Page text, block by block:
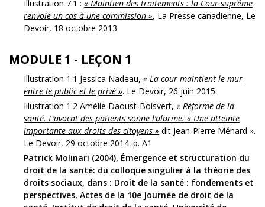
Illustration 7.1 : « Maintien des traitements : la Cour suprême
renvoie un cas à une commission », La Presse canadienne, Le
Devoir, 18 octobre 2013
MODULE 1 - LEÇON 1
Illustration 1.1 Jessica Nadeau, « La cour maintient le mur
entre le public et le privé ». Le Devoir, 26 juin 2015.
Illustration 1.2 Amélie Daoust-Boisvert, « Réforme de la
santé. L’avocat des patients sonne l’alarme. « Une atteinte
importante aux droits des citoyens » dit Jean-Pierre Ménard ».
Le Devoir, 29 octobre 2014. p. A1
Patrick Molinari (2004), Émergence et structuration du
droit de la santé: du colloque singulier à la théorie des
droits sociaux, dans : Droit de la santé : fondements et
perspectives, Actes de la 10e Journée de droit de la